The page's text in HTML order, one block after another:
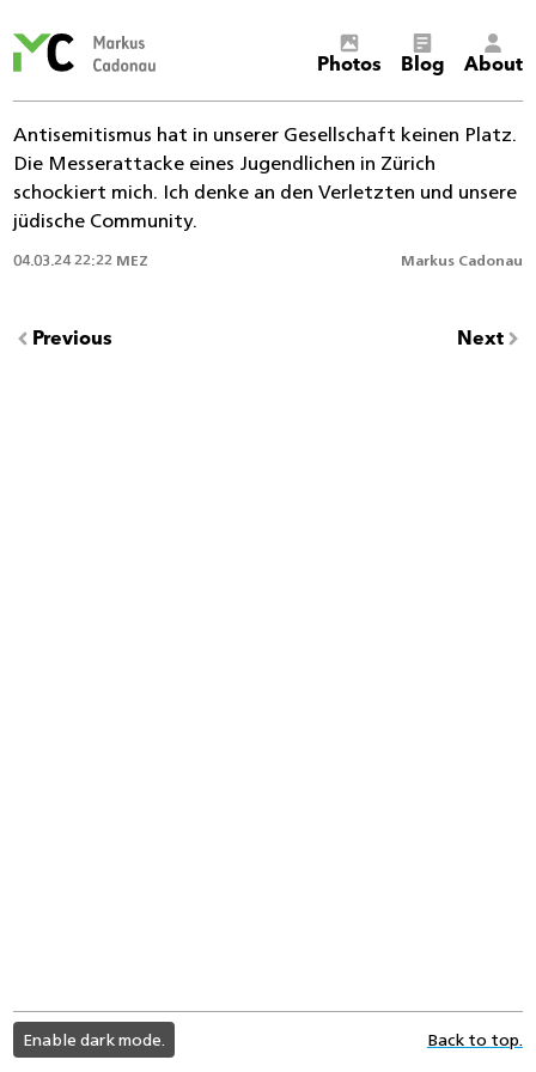
Cadonau’s
Photos Blog About
Antisemitismus hat in unserer Gesellschaft keinen Platz.
Die Messerattacke eines Jugendlichen in Zürich
schockiert mich. Ich denke an den Verletzten und unsere
jüdische Community.
04.03.24 22:22 MEZ Markus Cadonau
Previous Next
light
color
mode
Enable dark mode. Back to top.